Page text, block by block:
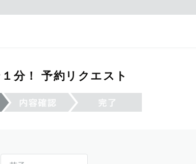
分！ 予約リクエスト